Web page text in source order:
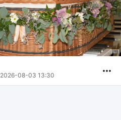
2026-08-03 13:30